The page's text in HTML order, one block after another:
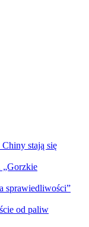
stają się
„Gorzkie
sprawiedliwości”
od paliw